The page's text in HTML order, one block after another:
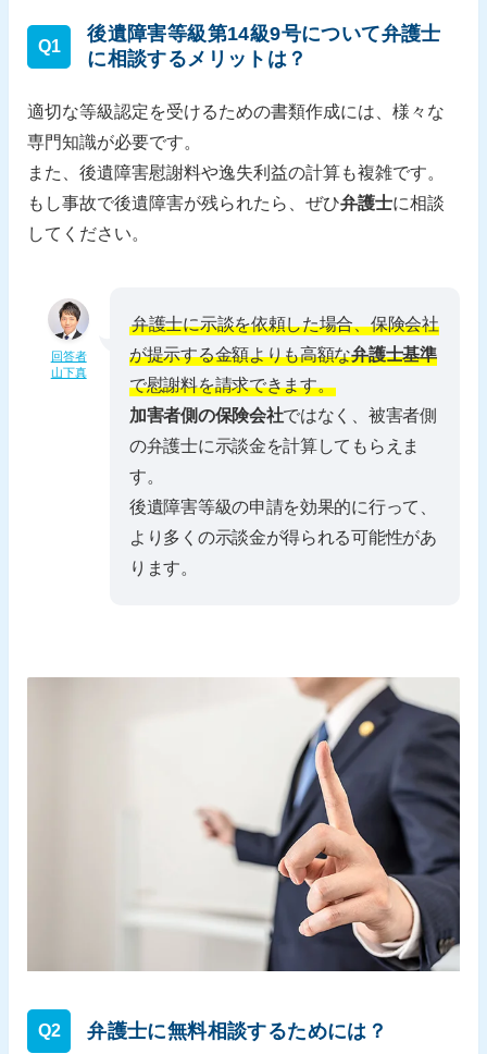
Q1
後遺障害等級第14級9号について弁護士
に相談するメリットは？
適切な等級認定を受けるための書類作成には、様々な
専門知識が必要です。
また、後遺障害慰謝料や逸失利益の計算も複雑です。
もし事故で後遺障害が残られたら、ぜひ弁護士に相談
してください。
回答者
山下真
弁護士に示談を依頼した場合、保険会社
が提示する金額よりも高額な弁護士基準
で慰謝料を請求できます。
加害者側の保険会社ではなく、被害者側
の弁護士に示談金を計算してもらえま
す。
後遺障害等級の申請を効果的に行って、
より多くの示談金が得られる可能性があ
ります。
Q2 弁護士に無料相談するためには？